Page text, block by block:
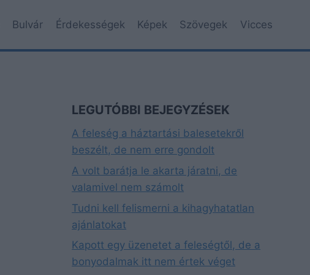
Bulvár Érdekességek Képek Szövegek Vicces
LEGUTÓBBI BEJEGYZÉSEK
A feleség a háztartási balesetekről
beszélt, de nem erre gondolt
A volt barátja le akarta járatni, de
valamivel nem számolt
Tudni kell felismerni a kihagyhatatlan
ajánlatokat
Kapott egy üzenetet a feleségtől, de a
bonyodalmak itt nem értek véget